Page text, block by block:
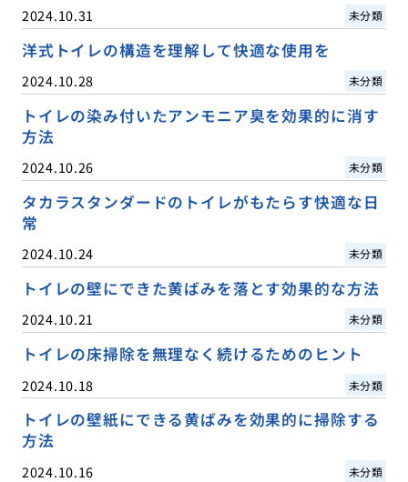
2024.10.31 未分類
洋式トイレの構造を理解して快適な使用を
2024.10.28 未分類
トイレの染み付いたアンモニア臭を効果的に消す
方法
2024.10.26 未分類
タカラスタンダードのトイレがもたらす快適な日
常
2024.10.24 未分類
トイレの壁にできた黄ばみを落とす効果的な方法
2024.10.21 未分類
トイレの床掃除を無理なく続けるためのヒント
2024.10.18 未分類
トイレの壁紙にできる黄ばみを効果的に掃除する
方法
2024.10.16 未分類